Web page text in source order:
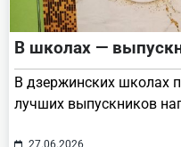
В школах —
В дзержинских школах
лучших выпускников
27.06.2026